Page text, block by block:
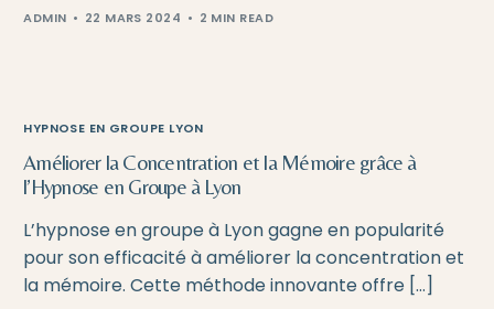
ADMIN 22 MARS 2024 2 MIN READ
HYPNOSE EN GROUPE LYON
Améliorer la Concentration et la Mémoire grâce à
l’Hypnose en Groupe à Lyon
L’hypnose en groupe à Lyon gagne en popularité
pour son efficacité à améliorer la concentration et
la mémoire. Cette méthode innovante offre […]